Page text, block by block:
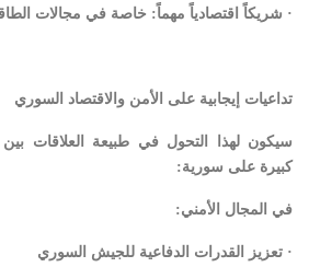
· شريكاً اقتصادياً مهماً: خاصة في مجالات
تداعيات إيجابية على الأمن والاقتصاد السوري
سيكون لهذا التحول في طبيعة العلاقات بين
كبيرة على سورية:
في المجال الأمني:
· تعزيز القدرات الدفاعية للجيش السوري